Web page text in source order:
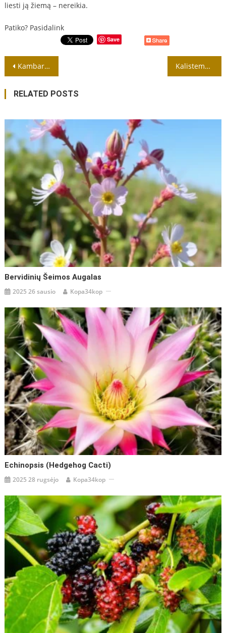
liesti ją žiemą – nereikia.
Patiko? Pasidalink
Save
Navigacija
tarp
įrašų
Kambarinė gėlė – tai augalas, augantis namų ar biurų interjere Kalistemonai (Callistemon) yra įspūdingi egzotiniai dekoratyviniai krūmai
RELATED POSTS
Bervidinių Šeimos Augalas
2025 26 sausio Kopa34kop
Echinopsis (Hedgehog Cacti)
2025 28 rugsėjo Kopa34kop